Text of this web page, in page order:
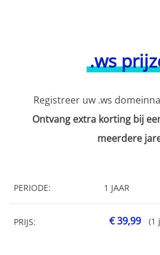
.ws
Registreer uw .ws
Ontvang extra korting bij
meerdere
PERIODE: 1 JAAR
PRIJS: € 39,99 (1